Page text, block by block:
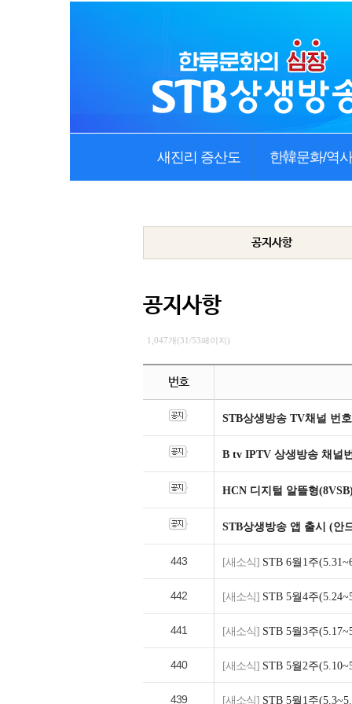
새진리 증산도 한韓문화/역사
공지사항
공지사항
1,047개(31/53페이지)
번호
STB상생방송 TV채널 번
B tv IPTV 상생방송 채널
HCN 디지털 알뜰형
STB상생방송 앱 출시 (안
443 [새소식] STB 6월1주
442 [새소식] STB 5월4주
441 [새소식] STB 5월3주
440 [새소식] STB 5월2주
439 [새소식] STB 5월1주